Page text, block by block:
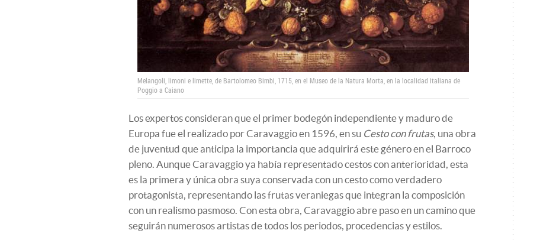
Melangoli, limoni e limette, de Bartolomeo Bimbi, 1715, en el Museo de la Natura Morta, en la localidad italiana de
Poggio a Caiano
Los expertos consideran que el primer bodegón independiente y maduro de
Europa fue el realizado por Caravaggio en 1596, en su Cesto con frutas, una obra
de juventud que anticipa la importancia que adquirirá este género en el Barroco
pleno. Aunque Caravaggio ya había representado cestos con anterioridad, esta
es la primera y única obra suya conservada con un cesto como verdadero
protagonista, representando las frutas veraniegas que integran la composición
con un realismo pasmoso. Con esta obra, Caravaggio abre paso en un camino que
seguirán numerosos artistas de todos los periodos, procedencias y estilos.